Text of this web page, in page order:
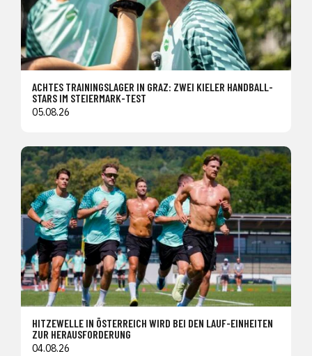
ACHTES TRAININGSLAGER IN GRAZ: ZWEI KIELER HANDBALL-
STARS IM STEIERMARK-TEST
05.08.26
HITZEWELLE IN ÖSTERREICH WIRD BEI DEN LAUF-EINHEITEN
ZUR HERAUSFORDERUNG
04.08.26